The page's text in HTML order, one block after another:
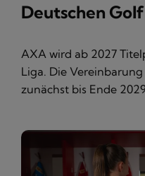
Deutschen
AXA wird ab 2027
Liga. Die
zunächst bis Ende